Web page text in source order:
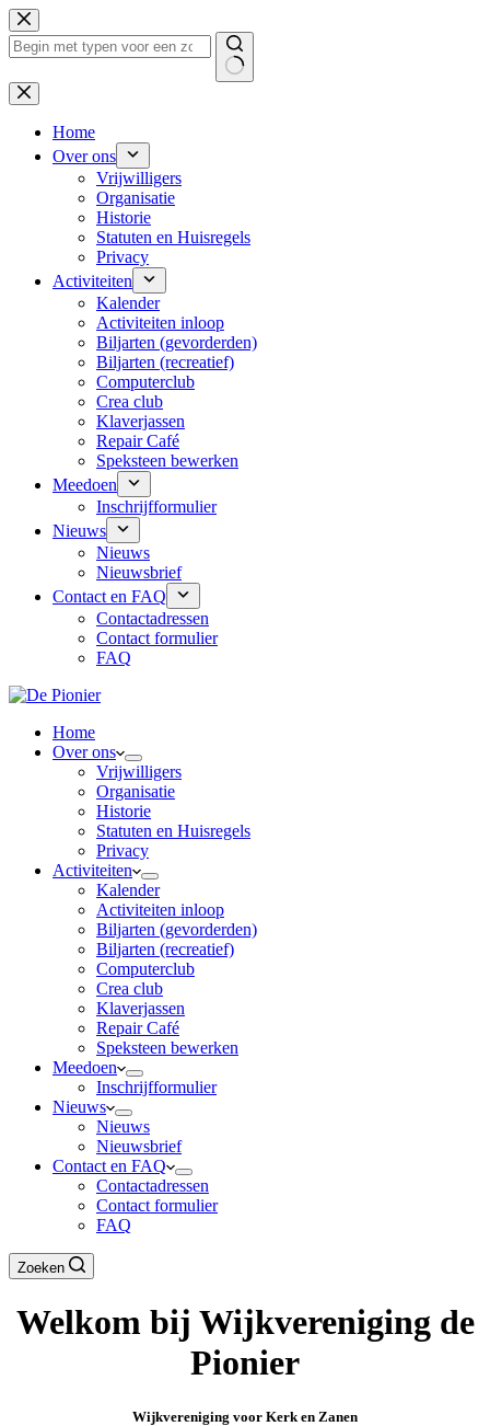
Ga
naar
de
Geen
resultaten
Home
Over ons
Vrijwilligers
Organisatie
Historie
Statuten en Huisregels
Privacy
Activiteiten
Kalender
Activiteiten inloop
Biljarten (gevorderden)
Biljarten (recreatief)
Computerclub
Crea club
Klaverjassen
Repair Café
Speksteen bewerken
Meedoen
Inschrijfformulier
Nieuws
Nieuws
Nieuwsbrief
Contact en FAQ
Contactadressen
Contact formulier
FAQ
Home
Over ons
Vrijwilligers
Organisatie
Historie
Statuten en Huisregels
Privacy
Activiteiten
Kalender
Activiteiten inloop
Biljarten (gevorderden)
Biljarten (recreatief)
Computerclub
Crea club
Klaverjassen
Repair Café
Speksteen bewerken
Meedoen
Inschrijfformulier
Nieuws
Nieuws
Nieuwsbrief
Contact en FAQ
Contactadressen
Contact formulier
FAQ
Zoeken
Welkom bij Wijkvereniging de
Pionier
Wijkvereniging voor Kerk en Zanen